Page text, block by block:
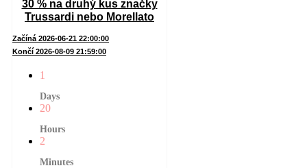
30 % na druhý kus značky
Trussardi nebo Morellato
Začíná 2026-06-21 22:00:00
Končí 2026-08-09 21:59:00
1
Days
20
Hours
2
Minutes